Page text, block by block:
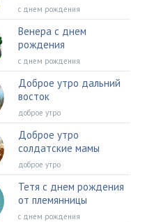
с днем рождения
Венера с днем
рождения
с днем рождения
Доброе утро дальний
восток
доброе утро
Доброе утро
солдатские мамы
доброе утро
Тетя с днем рождения
от племянницы
с днем рождения